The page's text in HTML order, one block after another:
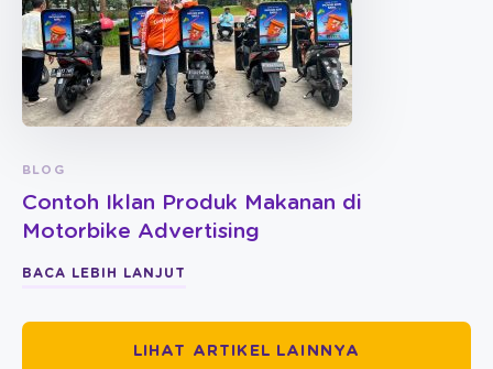
BLOG
Contoh Iklan Produk Makanan di
Motorbike Advertising
BACA LEBIH LANJUT
LIHAT ARTIKEL LAINNYA